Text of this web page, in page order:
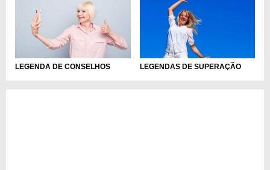
LEGENDA DE CONSELHOS LEGENDAS DE SUPERAÇÃO